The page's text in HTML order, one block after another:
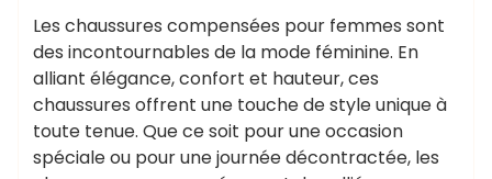
Les chaussures compensées pour femmes sont
des incontournables de la mode féminine. En
alliant élégance, confort et hauteur, ces
chaussures offrent une touche de style unique à
toute tenue. Que ce soit pour une occasion
spéciale ou pour une journée décontractée, les